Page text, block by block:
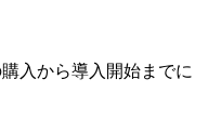
入から導入開始までに